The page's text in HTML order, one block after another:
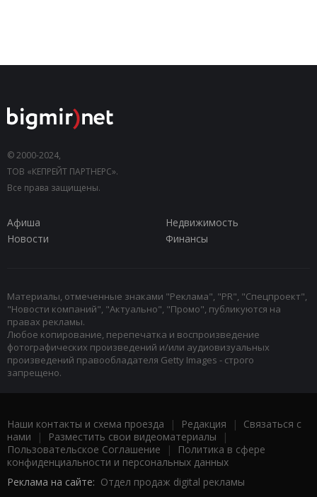
© 2000-2024,
ТОВ «КЕПРЕЙТ ПАРТНЕРС».
Все права защищены.
Афиша
Недвижимость
Новости
Финансы
Материалы, отмеченные знаками "Реклама", "PR", "Спецпроект",
"Новости компаний", "Актуально", "Промо", публикуются на
правах рекламы.
Любое копирование, перепечатка и воспроизведение
фотографических произведений и/или аудиовизуальных
произведений правообладателя Getty Images - строго
запрещено.
Наши контакты и схема проезда | Редакция | Связаться с
нами | Разместить свои видеоматериалы |
Пользовательское Соглашение |
Политика в сфере
конфиденциальности и персональных данных
Реклама на сайте: Отдел продаж digital рекламы